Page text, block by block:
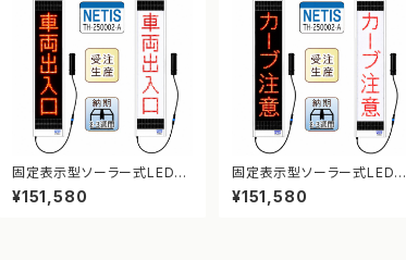
固定表示型ソーラー式LED表
示板 ドットサイン【車両出入
口】【NETIS登録】
¥151,580
固定表示型ソーラー式LED表
示板 ドットサイン【カーブ注
意】【NETIS登録】
¥151,580